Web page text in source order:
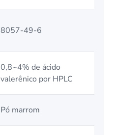
8057-49-6
0,8~4% de ácido
valerênico por HPLC
Pó marrom